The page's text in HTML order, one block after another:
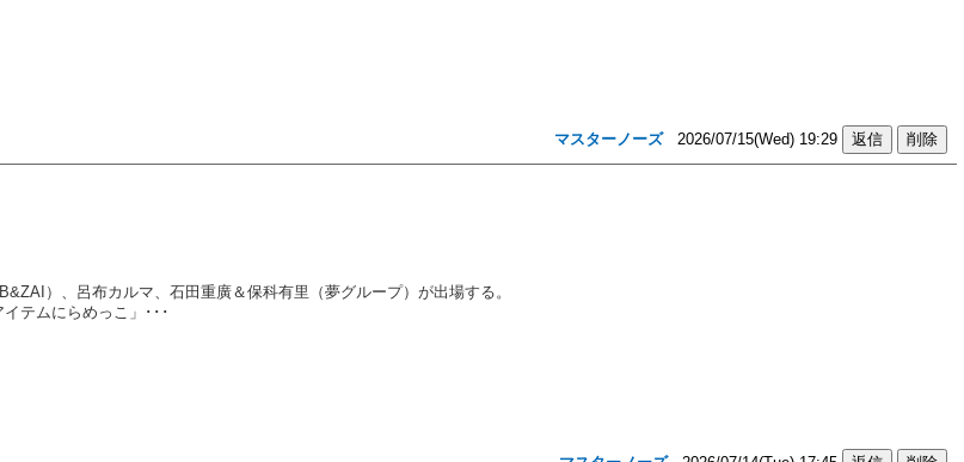
マスターノーズ2026/07/15(Wed) 19:29
）、呂布カルマ、石田重廣＆保科有里（夢グループ）が出場する。
テムにらめっこ」･･･